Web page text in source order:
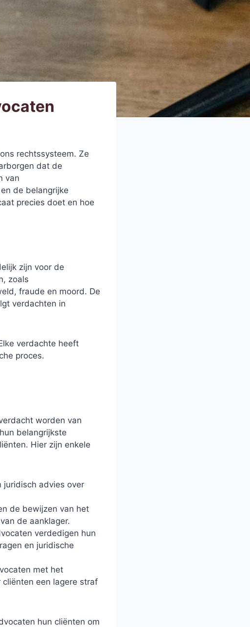
rechtssysteem. Ze
dat de
van
de belangrijke
precies doet en hoe
zijn voor de
zoals
fraude en moord. De
verdachten in
verdachte heeft
proces.
worden van
belangrijkste
Hier zijn enkele
juridisch advies over
de bewijzen van het
de aanklager.
verdedigen hun
en juridische
met het
een lagere straf
hun cliënten om